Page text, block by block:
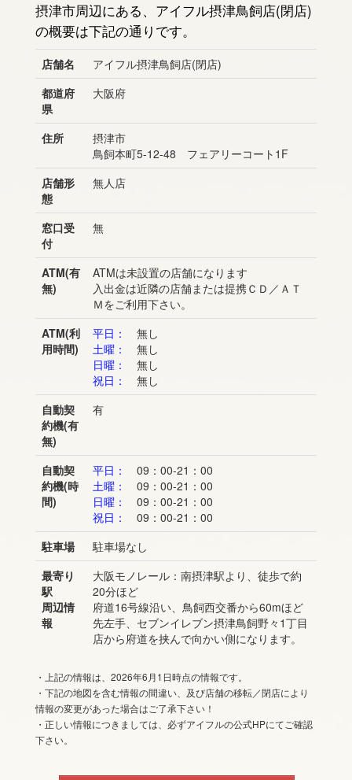
摂津市周辺にある、アイフル摂津鳥飼店(閉店)
の概要は下記の通りです。
店舗名
アイフル摂津鳥飼店(閉店)
都道府
県
大阪府
住所
摂津市
鳥飼本町5-12-48 フェアリーコート1F
店舗形
態
無人店
窓口受
付
無
ATM(有
無)
ATMは未設置の店舗になります
入出金は近隣の店舗または提携ＣＤ／ＡＴ
Ｍをご利用下さい。
ATM(利
用時間)
平日：
無し
土曜：
無し
日曜：
無し
祝日：
無し
自動契
約機(有
無)
有
自動契
約機(時
間)
平日：
09：00-21：00
土曜：
09：00-21：00
日曜：
09：00-21：00
祝日：
09：00-21：00
駐車場
駐車場なし
最寄り
駅
周辺情
報
大阪モノレール：南摂津駅より、徒歩で約
20分ほど
府道16号線沿い、鳥飼西交番から60mほど
先左手、セブンイレブン摂津鳥飼野々1丁目
店から府道を挟んで向かい側になります。
・上記の情報は、2026年6月1日時点の情報です。
・下記の地図を含む情報の間違い、及び店舗の移転／閉店により
情報の変更があった場合はご了承下さい！
・正しい情報につきましては、必ずアイフルの公式HPにてご確認
下さい。